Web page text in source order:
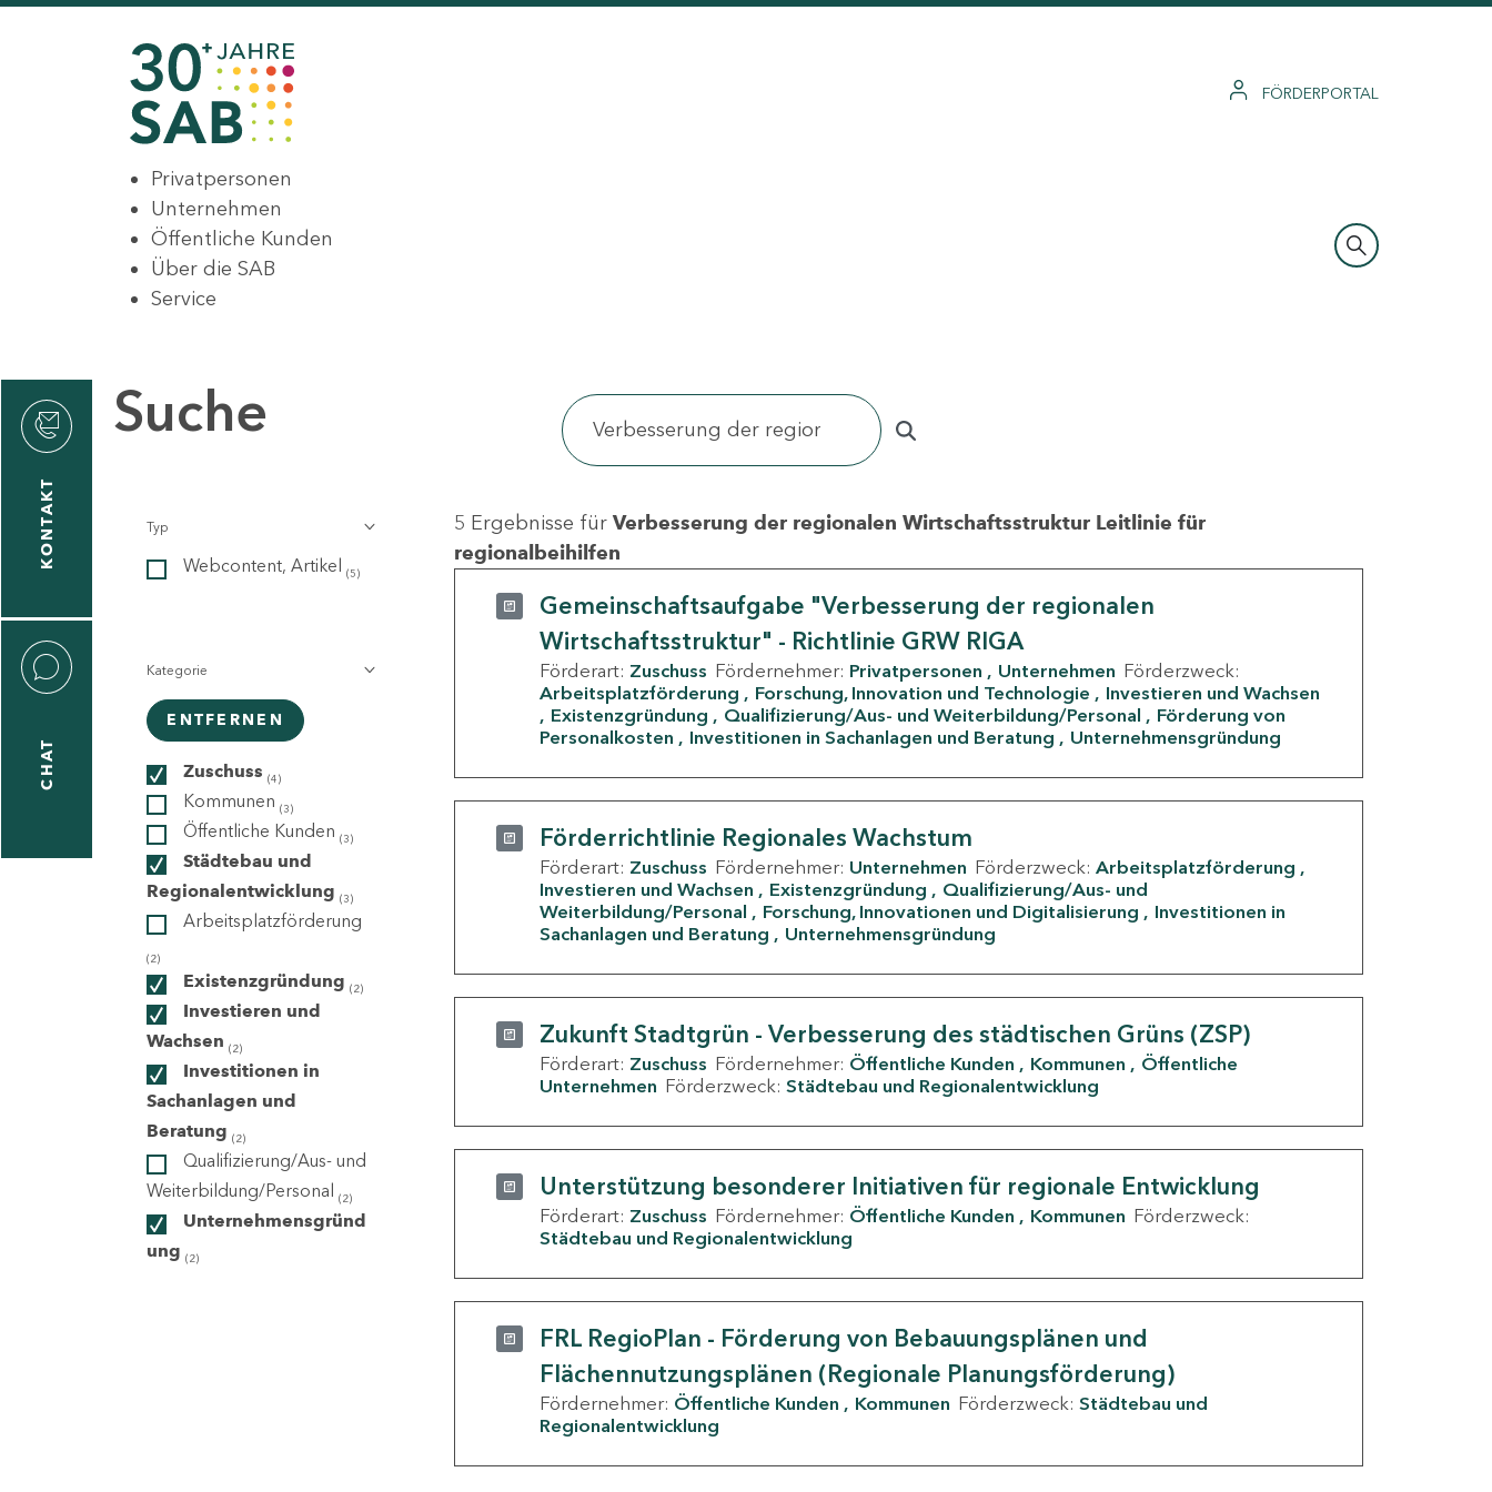
FÖRDERPORTAL
Privatpersonen
Unternehmen
Öffentliche Kunden
Über die SAB
Service
KONTAKT
CHAT
Suche
Typ
Webcontent, Artikel (5)
Kategorie
ENTFERNEN
Zuschuss (4)
Kommunen (3)
Öffentliche Kunden (3)
Städtebau und
Regionalentwicklung (3)
Arbeitsplatzförderung
(2)
Existenzgründung (2)
Investieren und
Wachsen (2)
Investitionen in
Sachanlagen und
Beratung (2)
Qualifizierung/Aus- und
Weiterbildung/Personal (2)
Unternehmensgründ
ung (2)
5 Ergebnisse für Verbesserung der regionalen Wirtschaftsstruktur Leitlinie für
regionalbeihilfen
Gemeinschaftsaufgabe "Verbesserung der regionalen
Wirtschaftsstruktur" - Richtlinie GRW RIGA
Förderart: Zuschuss Fördernehmer: Privatpersonen Unternehmen Förderzweck:
Arbeitsplatzförderung
Forschung, Innovation und Technologie
Investieren und Wachsen
Existenzgründung
Qualifizierung/Aus- und Weiterbildung/Personal
Förderung von
Personalkosten
Investitionen in Sachanlagen und Beratung Unternehmensgründung
Förderrichtlinie Regionales Wachstum
Förderart: Zuschuss Fördernehmer: Unternehmen Förderzweck: Arbeitsplatzförderung
Investieren und Wachsen
Existenzgründung
Qualifizierung/Aus- und
Weiterbildung/Personal
Forschung, Innovationen und Digitalisierung
Investitionen in
Sachanlagen und Beratung
Unternehmensgründung
Zukunft Stadtgrün - Verbesserung des städtischen Grüns (ZSP)
Förderart: Zuschuss Fördernehmer: Öffentliche Kunden Kommunen
Öffentliche
Unternehmen Förderzweck: Städtebau und Regionalentwicklung
Unterstützung besonderer Initiativen für regionale Entwicklung
Förderart: Zuschuss Fördernehmer: Öffentliche Kunden Kommunen Förderzweck:
Städtebau und Regionalentwicklung
FRL RegioPlan - Förderung von Bebauungsplänen und
Flächennutzungsplänen (Regionale Planungsförderung)
Fördernehmer: Öffentliche Kunden Kommunen Förderzweck: Städtebau und
Regionalentwicklung